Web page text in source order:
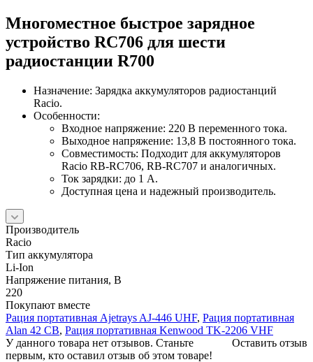
Многоместное быстрое зарядное
устройство RC706 для шести
радиостанции R700
Назначение: Зарядка аккумуляторов радиостанций
Racio.
Особенности:
Входное напряжение: 220 В переменного тока.
Выходное напряжение: 13,8 В постоянного тока.
Совместимость: Подходит для аккумуляторов
Racio RB-RC706, RB-RC707 и аналогичных.
Ток зарядки: до 1 А.
Доступная цена и надежный производитель.
Производитель
Racio
Тип аккумулятора
Li-Ion
Напряжение питания, В
220
Покупают вместе
Рация портативная Ajetrays AJ-446 UHF, Рация портативная
Alan 42 СВ, Рация портативная Kenwood TK-2206 VHF
Оставить отзыв
У данного товара нет отзывов. Станьте
первым, кто оставил отзыв об этом товаре!